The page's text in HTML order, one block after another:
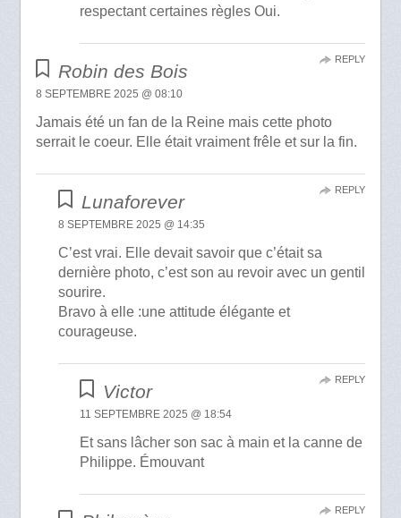
respectant certaines règles Oui.
Robin des Bois
8 SEPTEMBRE 2025 @ 08:10
Jamais été un fan de la Reine mais cette photo
serrait le coeur. Elle était vraiment frêle et sur la fin.
REPLY
Lunaforever
8 SEPTEMBRE 2025 @ 14:35
C’est vrai. Elle devait savoir que c’était sa
dernière photo, c’est son au revoir avec un gentil
sourire.
Bravo à elle :une attitude élégante et
courageuse.
REPLY
Victor
11 SEPTEMBRE 2025 @ 18:54
Et sans lâcher son sac à main et la canne de
Philippe. Émouvant
REPLY
REPLY